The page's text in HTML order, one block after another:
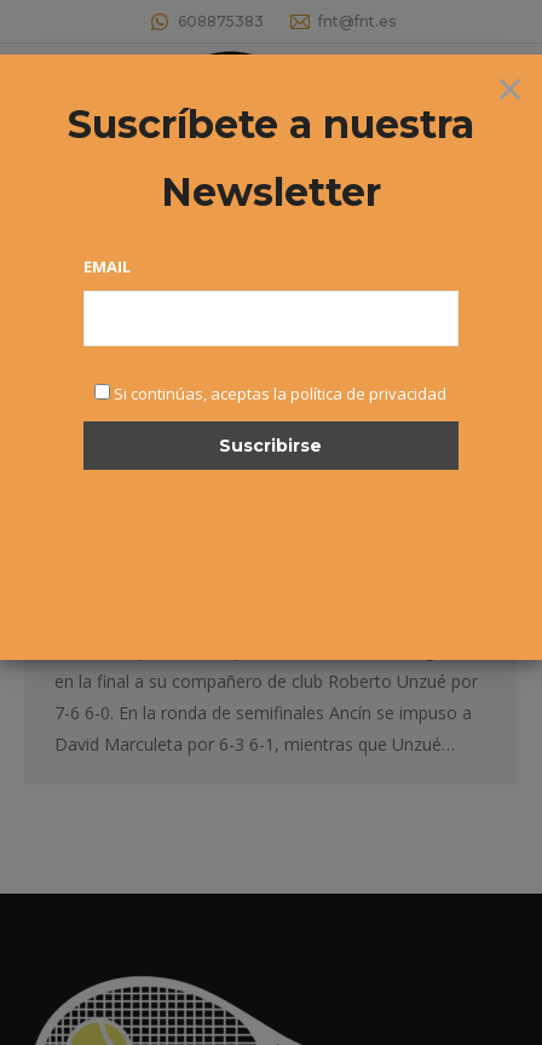
608875383 fnt@fnt.es
Buscar:
Archivos de etiqueta:Club Tenis
16º Circuito Veteranos +35 (T1) –
Joaquín Ancín vencedor
en la final a su compañero de club Roberto Unzué por
7-6 6-0. En la ronda de semifinales Ancín se impuso a
David Marculeta por 6-3 6-1, mientras que Unzué…
×
Suscríbete a nuestra
Newsletter
EMAIL
Si continúas, aceptas la política de privacidad